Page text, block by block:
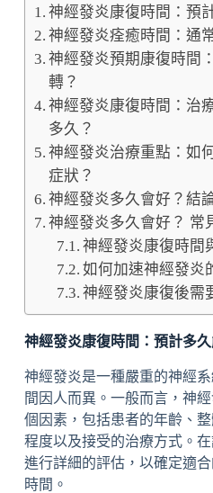
神經發炎康復時間：預
神經發炎痊癒時間：通
神經發炎預期康復時間
轉？
神經發炎康復時間：治
多久？
神經發炎治療重點：如
症狀？
神經發炎多久會好？結
神經發炎多久會好？ 常
神經發炎康復時間
如何加速神經發炎
神經發炎康復後需
神經發炎康復時間：預計多久
神經發炎是一種嚴重的神經
間因人而異。一般而言，神
個因素，包括患者的年齡、
程度以及接受的治療方式。
進行詳細的評估，以確定適
時間。